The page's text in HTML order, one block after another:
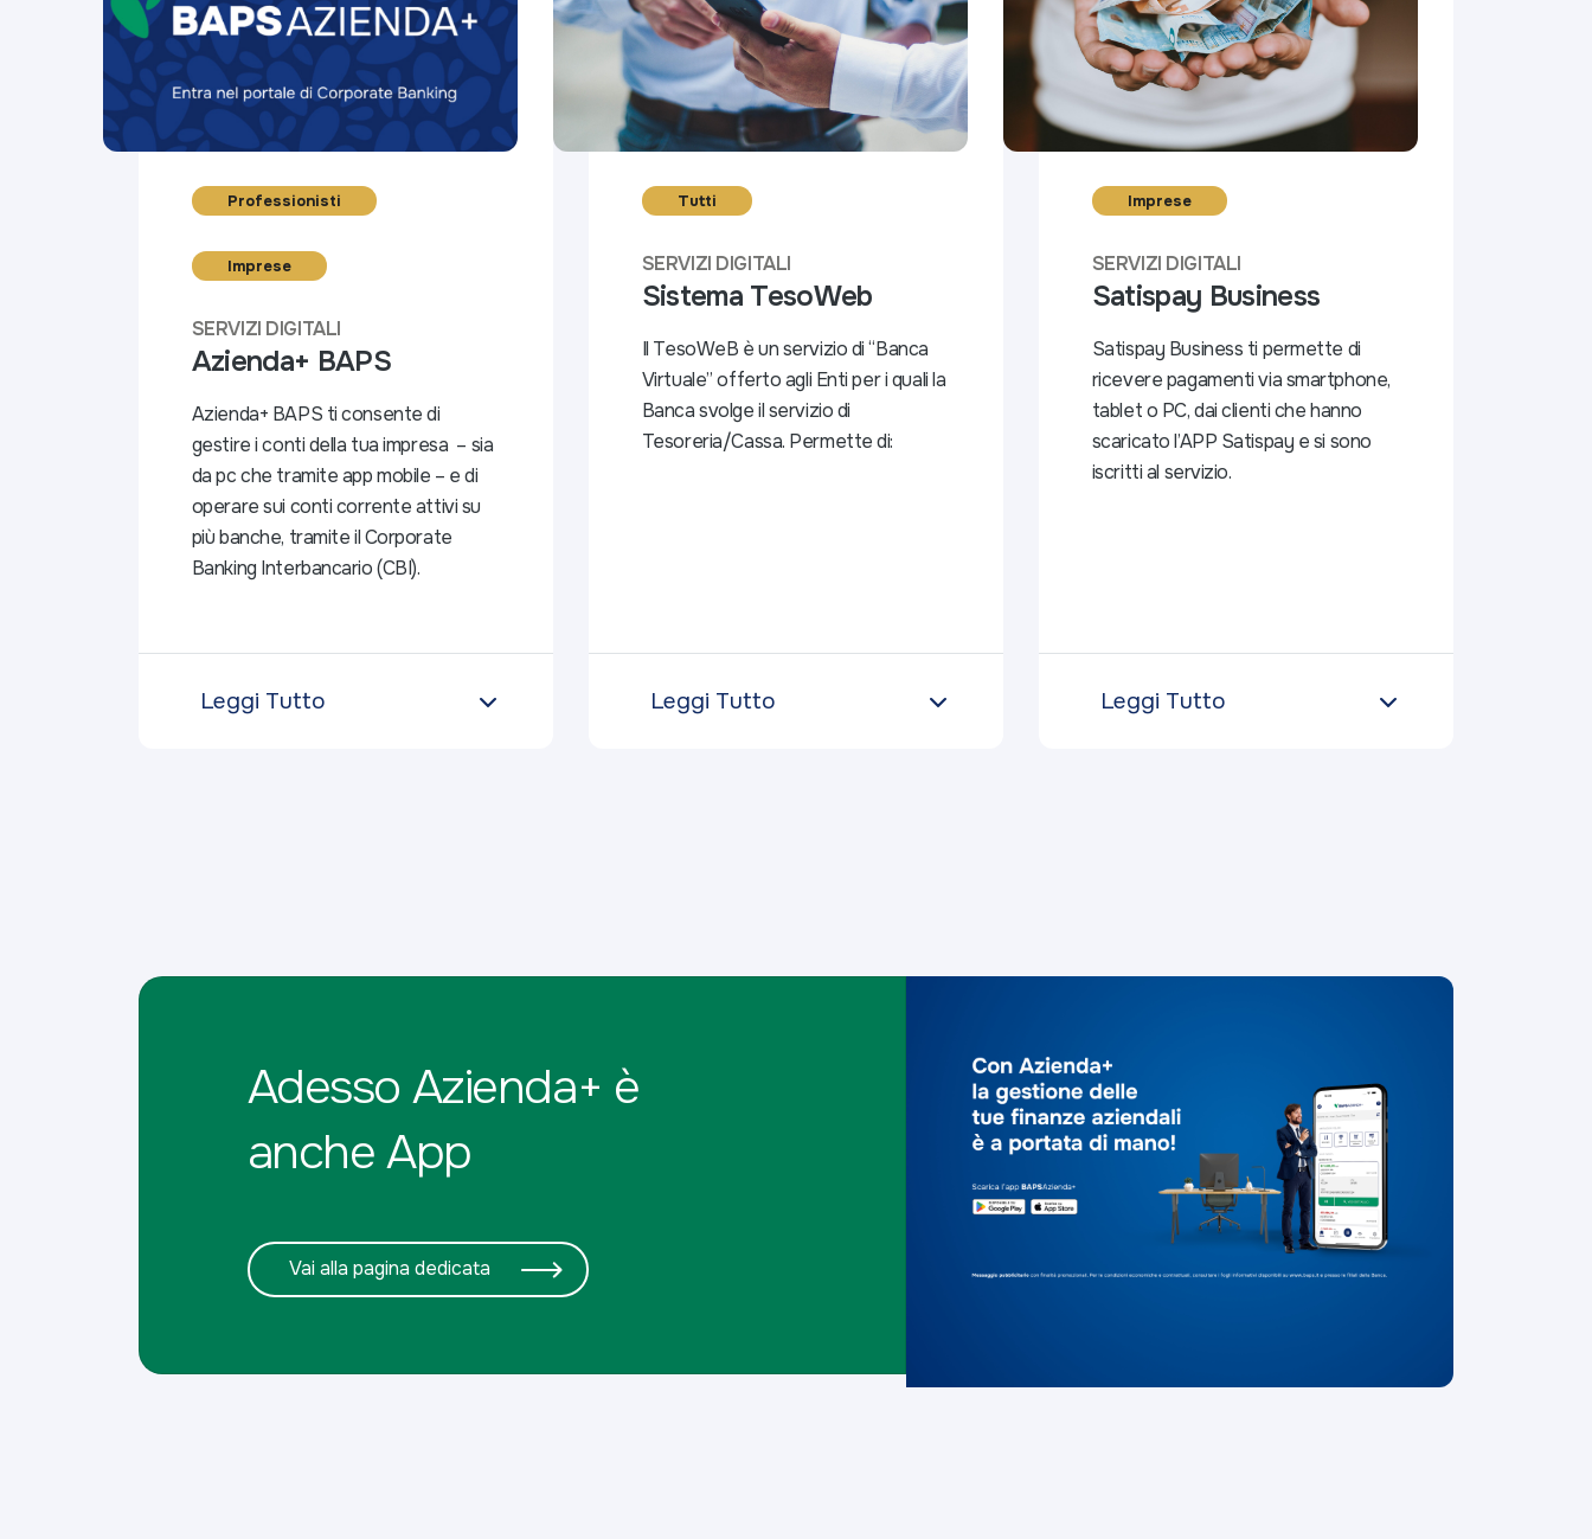
Professionisti
Imprese
SERVIZI DIGITALI
Azienda+ BAPS
Azienda+ BAPS ti consente di
gestire i conti della tua impresa – sia
da pc che tramite app mobile – e di
operare sui conti corrente attivi su
più banche, tramite il Corporate
Banking Interbancario (CBI).
Leggi Tutto
Tutti
SERVIZI DIGITALI
Sistema TesoWeb
Il TesoWeB è un servizio di “Banca
Virtuale” offerto agli Enti per i quali la
Banca svolge il servizio di
Tesoreria/Cassa. Permette di:
Leggi Tutto
Imprese
SERVIZI DIGITALI
Satispay Business
Satispay Business ti permette di
ricevere pagamenti via smartphone,
tablet o PC, dai clienti che hanno
scaricato l’APP Satispay e si sono
iscritti al servizio.
Leggi Tutto
Adesso Azienda+ è
anche App
Vai alla pagina dedicata